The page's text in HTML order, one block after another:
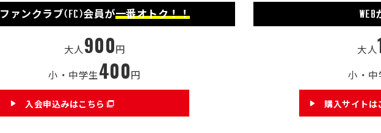
ファンクラブ( FC )会員が一番オトク！！
大人 900円
小・中学生400円
入会申込みはこちら
WEB
大人
小・中
購入サイトは